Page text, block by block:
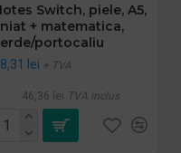
Switch, piele, A5,
+ matematica,
portocaliu
lei + TVA
46,36 lei TVA inclus